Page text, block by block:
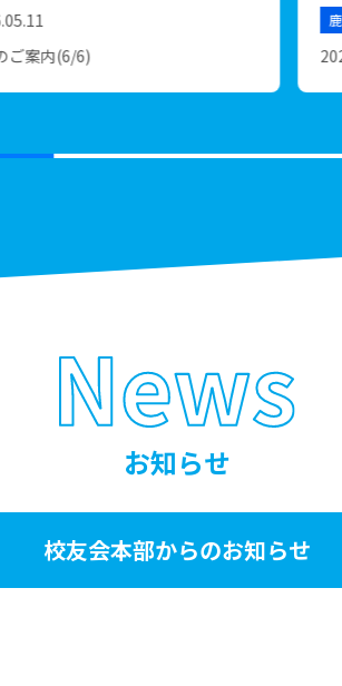
）総会 開催報告
令
お知らせ
校友会本部からのお知らせ